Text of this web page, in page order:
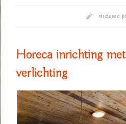
nieuwe
Horeca inrichting
verlichting